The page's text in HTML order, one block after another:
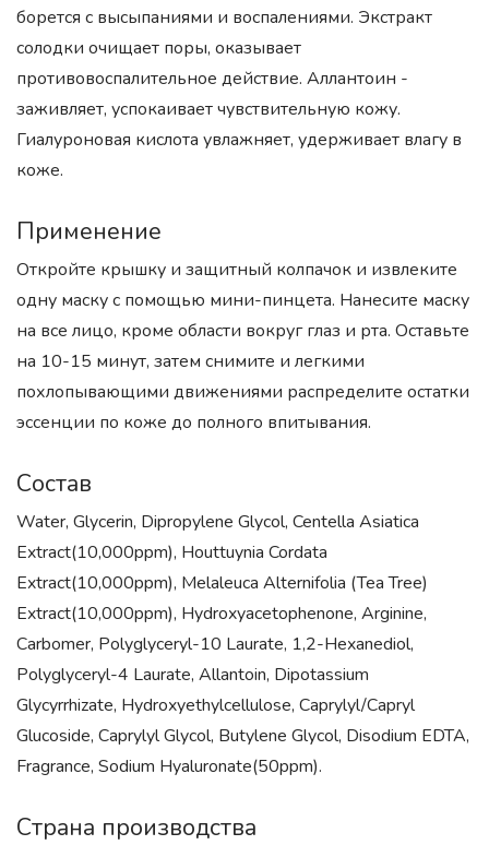
борется с высыпаниями и воспалениями. Экстракт
солодки очищает поры, оказывает
противовоспалительное действие. Аллантоин -
заживляет, успокаивает чувствительную кожу.
Гиалуроновая кислота увлажняет, удерживает влагу в
коже.
Применение
Откройте крышку и защитный колпачок и извлеките
одну маску с помощью мини-пинцета. Нанесите маску
на все лицо, кроме области вокруг глаз и рта. Оставьте
на 10-15 минут, затем снимите и легкими
похлопывающими движениями распределите остатки
эссенции по коже до полного впитывания.
Состав
Water, Glycerin, Dipropylene Glycol, Centella Asiatica
Extract(10,000ppm), Houttuynia Cordata
Extract(10,000ppm), Melaleuca Alternifolia (Tea Tree)
Extract(10,000ppm), Hydroxyacetophenone, Arginine,
Carbomer, Polyglyceryl-10 Laurate, 1,2-Hexanediol,
Polyglyceryl-4 Laurate, Allantoin, Dipotassium
Glycyrrhizate, Hydroxyethylcellulose, Caprylyl/Capryl
Glucoside, Caprylyl Glycol, Butylene Glycol, Disodium EDTA,
Fragrance, Sodium Hyaluronate(50ppm).
Страна производства